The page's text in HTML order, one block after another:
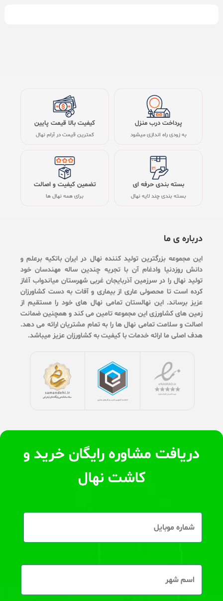
پرداخت درب منزل
به زودی راه اندازی میشود
کیفیت بالا قیمت پایین
کمترین قیمت در آرام نهال
بسته بندی حرفه ای
بسته بندی چند لایه نهال
تضمین کیفیت و اصالت
برای همه نهال ها
درباره ی ما
این مجموعه بزرگترین تولید کننده نهال در ایران باتکیه برعلم و
دانش روزدنیا وادغام آن با تجریه چندین ساله مهندسان خود
تولید نهال را در سرزمین آذربایجان غربی شهرستان میاندواب آغاز
کرده است تا محصولی عاری از بیماری و آفات به دست کشاورزان
عزیز برساند. این نهالستان تمامی نهال های خود را مستقیم از
زمین های کشاورزی این مجموعه تامین می کند و همچنین ضمانت
اصالت و سلامت تمامی نهال ها را به تمام مشتریان ارائه می دهد.
هدف اصلی ما ارائه خدمات با کیفیت به کشاورزان عزیز میباشد.
دریافت مشاوره رایگان خرید و
کاشت نهال